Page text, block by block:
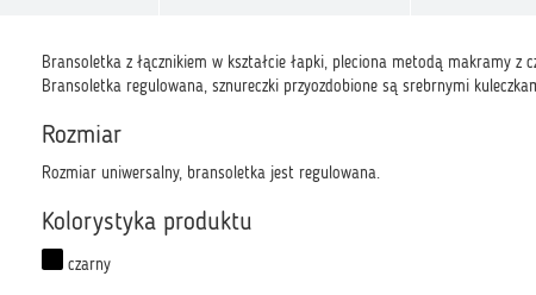
Bransoletka z łącznikiem w kształcie łapki, pleciona metodą makramy z
Bransoletka regulowana, sznureczki przyozdobione są srebrnymi
Rozmiar
Rozmiar uniwersalny, bransoletka jest regulowana.
Kolorystyka produktu
czarny